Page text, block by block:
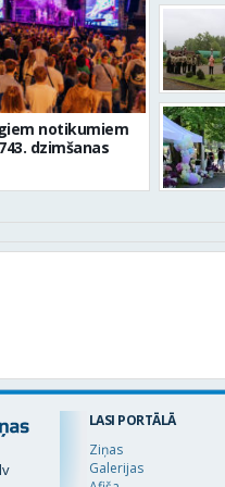
notikumiem
dzimšanas
LASI PORTĀLĀ
Ziņas
Galerijas